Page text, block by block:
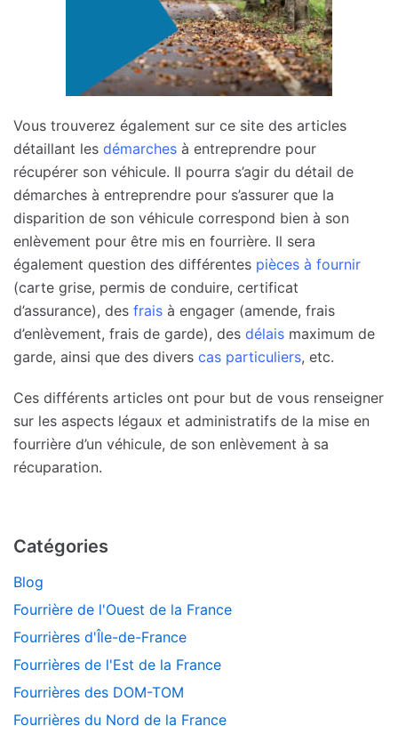
Vous trouverez également sur ce site des articles
détaillant les démarches à entreprendre pour
récupérer son véhicule. Il pourra s’agir du détail de
démarches à entreprendre pour s’assurer que la
disparition de son véhicule correspond bien à son
enlèvement pour être mis en fourrière. Il sera
également question des différentes pièces à fournir
(carte grise, permis de conduire, certificat
d’assurance), des frais à engager (amende, frais
d’enlèvement, frais de garde), des délais maximum de
garde, ainsi que des divers cas particuliers, etc.
Ces différents articles ont pour but de vous renseigner
sur les aspects légaux et administratifs de la mise en
fourrière d’un véhicule, de son enlèvement à sa
récuparation.
Catégories
Blog
Fourrière de l'Ouest de la France
Fourrières d'Île-de-France
Fourrières de l'Est de la France
Fourrières des DOM-TOM
Fourrières du Nord de la France